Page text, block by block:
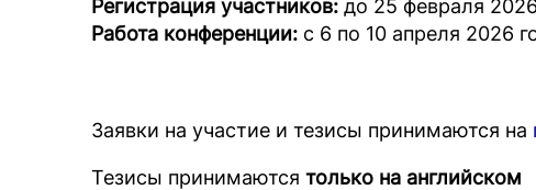
Регистрация участников: до 25 февраля
Работа конференции: с 6 по 10 апреля 2026
Заявки на участие и тезисы принимаются на
Тезисы принимаются только на английском